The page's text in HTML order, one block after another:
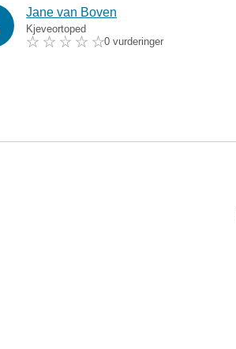
Jane van Boven
Kjeveortoped
0 vurderinger